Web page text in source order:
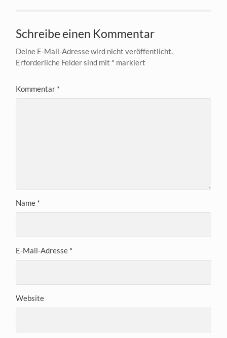
Schreibe einen Kommentar
Deine E-Mail-Adresse wird nicht veröffentlicht.
Erforderliche Felder sind mit * markiert
Kommentar *
Name *
E-Mail-Adresse *
Website